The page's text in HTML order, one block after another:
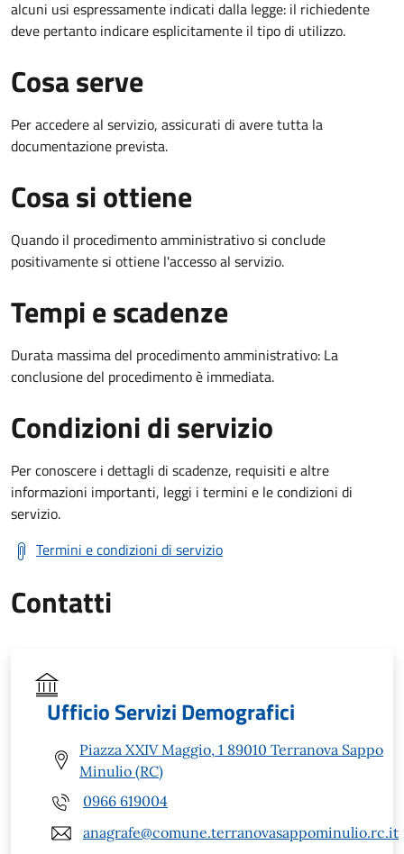
alcuni usi espressamente indicati dalla legge: il richiedente
deve pertanto indicare esplicitamente il tipo di utilizzo.
Cosa serve
Per accedere al servizio, assicurati di avere tutta la
documentazione prevista.
Cosa si ottiene
Quando il procedimento amministrativo si conclude
positivamente si ottiene l'accesso al servizio.
Tempi e scadenze
Durata massima del procedimento amministrativo: La
conclusione del procedimento è immediata.
Condizioni di servizio
Per conoscere i dettagli di scadenze, requisiti e altre
informazioni importanti, leggi i termini e le condizioni di
servizio.
Termini e condizioni di servizio
Contatti
Ufficio Servizi Demografici
Piazza XXIV Maggio, 1 89010 Terranova Sappo
Minulio (RC)
0966 619004
anagrafe@comune.terranovasappominulio.rc.it